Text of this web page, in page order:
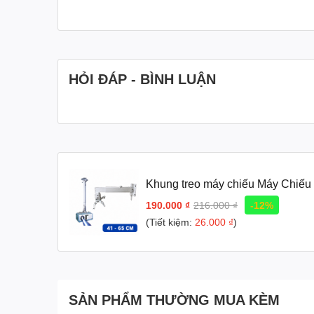
HỎI ĐÁP - BÌNH LUẬN
Khung treo máy chiếu Máy
190.000 ₫ 216.000 ₫
-12%
(Tiết kiệm: 26.000 ₫)
SẢN PHẨM THƯỜNG MUA KÈM